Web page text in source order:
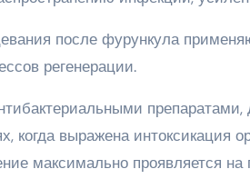
после фурункула
регенерации.
когда выражена интоксикация
максимально проявляется